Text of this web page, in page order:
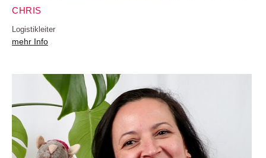
CHRIS
Logistikleiter
mehr Info